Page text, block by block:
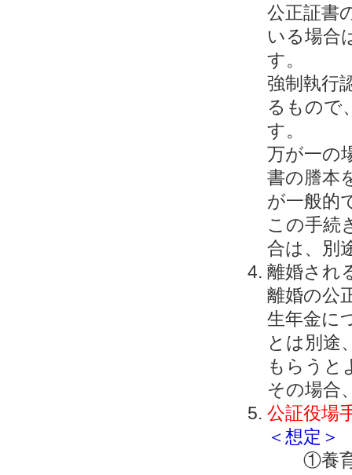
公正証書
いる場合
す。
強制執行
るもので
す。
万が一の
書の謄本
が一般的
この手続
合は、別
離婚され
離婚の公
生年金に
とは別途
もらうと
その場合
公証役場
＜想定＞
①養育